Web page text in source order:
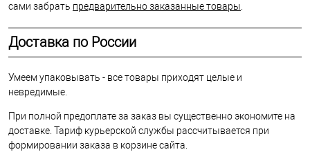
сами забрать предварительно заказанные товары
Доставка по России
Умеем упаковывать - все товары приходят целые и
невредимые.
При полной предоплате за заказ вы существенно экономите на
доставке. Тариф курьерской службы рассчитывается при
формировании заказа в корзине сайта.